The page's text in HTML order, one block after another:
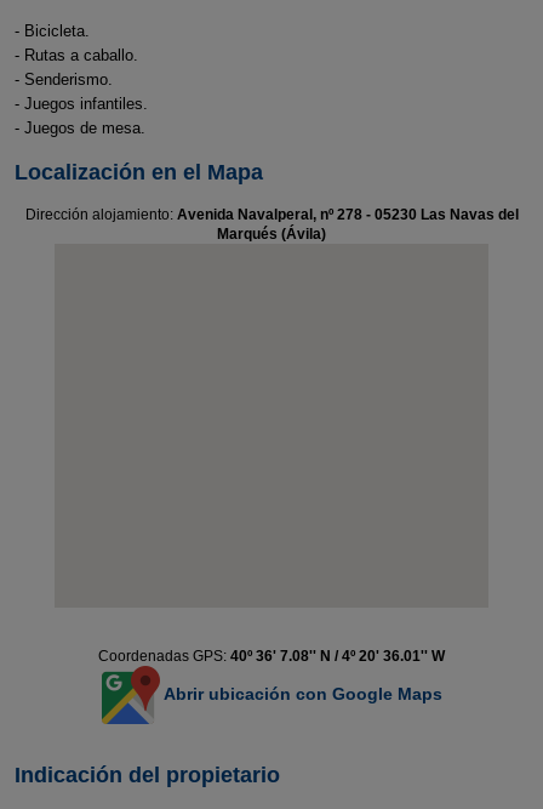
- Bicicleta.
- Rutas a caballo.
- Senderismo.
- Juegos infantiles.
- Juegos de mesa.
Localización en el Mapa
Dirección alojamiento: Avenida Navalperal, nº 278 - 05230 Las Navas del
Marqués (Ávila)
Coordenadas GPS: 40º 36' 7.08'' N / 4º 20' 36.01'' W
Abrir ubicación con Google Maps
Indicación del propietario